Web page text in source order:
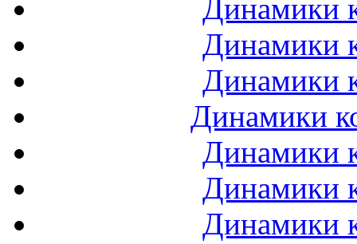
Динамики
Динамики
Динамики
Динамики
Динамики
Динамики
Динамики